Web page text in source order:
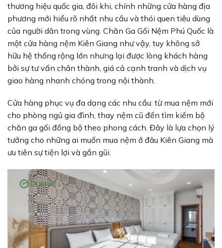
thương hiệu quốc gia, đôi khi, chính những cửa hàng địa
phương mới hiểu rõ nhất nhu cầu và thói quen tiêu dùng
của người dân trong vùng. Chăn Ga Gối Nệm Phú Quốc là
một cửa hàng nệm Kiên Giang như vậy, tuy không sở
hữu hệ thống rộng lớn nhưng lại được lòng khách hàng
bởi sự tư vấn chân thành, giá cả cạnh tranh và dịch vụ
giao hàng nhanh chóng trong nội thành.
Cửa hàng phục vụ đa dạng các nhu cầu: từ mua nệm mới
cho phòng ngủ gia đình, thay nệm cũ đến tìm kiếm bộ
chăn ga gối đồng bộ theo phong cách. Đây là lựa chọn lý
tưởng cho những ai muốn mua nệm ở đâu Kiên Giang mà
ưu tiên sự tiện lợi và gần gũi.